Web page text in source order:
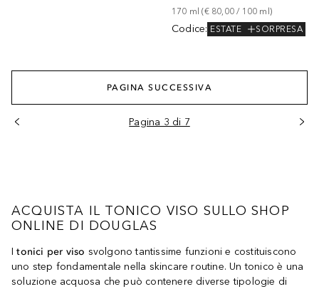
170 ml (€ 80,00 / 100 ml )
Codice: ESTATE SORPRESA
PAGINA SUCCESSIVA
Pagina 3 di 7
ACQUISTA IL TONICO VISO SULLO SHOP
ONLINE DI DOUGLAS
Itonici per viso svolgono tantissime funzioni e costituiscono
uno step fondamentale nella skincare routine. Un tonico è una
soluzione acquosa che può contenere diverse tipologie di